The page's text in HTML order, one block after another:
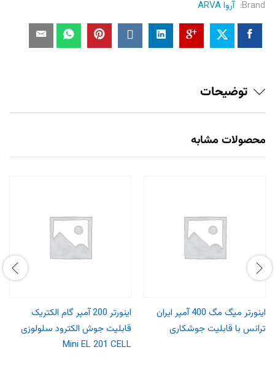
Brand: آروا ARVA
توضیحات
محصولات مشابه
اینورتر میگ مگ 400 آمپر ایران
ترانس با قابلیت جوشکاری
اینورتر 200 آمپر گام الکتریک
قابلیت جوش الکترود سلولوزی
Mini EL 201 CELL